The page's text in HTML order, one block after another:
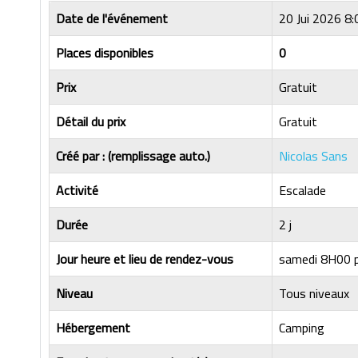
Date de l'événement
20 Jui 2026
Places disponibles
0
Prix
Gratuit
Détail du prix
Gratuit
Créé par : (remplissage auto.)
Nicolas Sans
Activité
Escalade
Durée
2 j
Jour heure et lieu de rendez-vous
samedi 8H00
Niveau
Tous niveaux
Hébergement
Camping